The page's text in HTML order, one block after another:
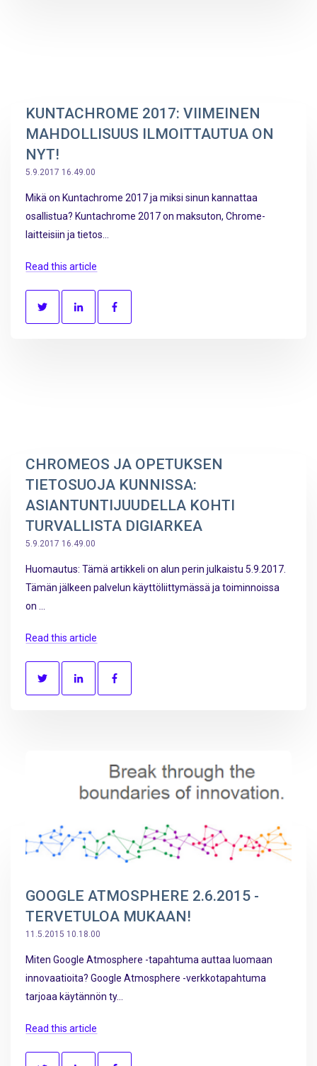
KUNTACHROME 2017: VIIMEINEN
MAHDOLLISUUS ILMOITTAUTUA ON
NYT!
5.9.2017 16.49.00
Mikä on Kuntachrome 2017 ja miksi sinun kannattaa
osallistua? Kuntachrome 2017 on maksuton, Chrome-
laitteisiin ja tietos...
Read this article
CHROMEOS JA OPETUKSEN
TIETOSUOJA KUNNISSA:
ASIANTUNTIJUUDELLA KOHTI
TURVALLISTA DIGIARKEA
5.9.2017 16.49.00
Huomautus: Tämä artikkeli on alun perin julkaistu 5.9.2017.
Tämän jälkeen palvelun käyttöliittymässä ja toiminnoissa
on ...
Read this article
GOOGLE ATMOSPHERE 2.6.2015 -
TERVETULOA MUKAAN!
11.5.2015 10.18.00
Miten Google Atmosphere -tapahtuma auttaa luomaan
innovaatioita? Google Atmosphere -verkkotapahtuma
tarjoaa käytännön ty...
Read this article